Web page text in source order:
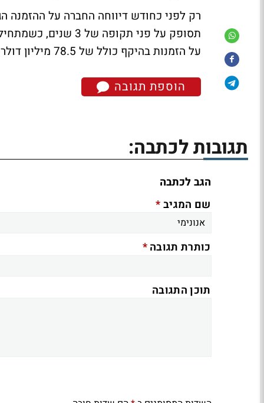
על הזמנות בהיקף כולל של 78.5 מיליון דולר.
הוספת תגובה
תגובות לכתבה:
הגב לכתבה
שם המגיב*
כותרת תגובה*
תוכן התגובה